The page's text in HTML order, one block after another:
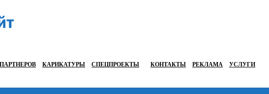
КАРИКАТУРЫ СПЕЦПРОЕКТЫ КОНТАКТЫ РЕКЛАМА УСЛУГИ